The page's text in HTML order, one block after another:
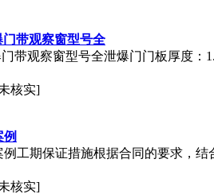
门带观察窗型号全
门带观察窗型号全泄爆门门板厚度：
核实]
工期保证措施根据合同的要求，
核实]